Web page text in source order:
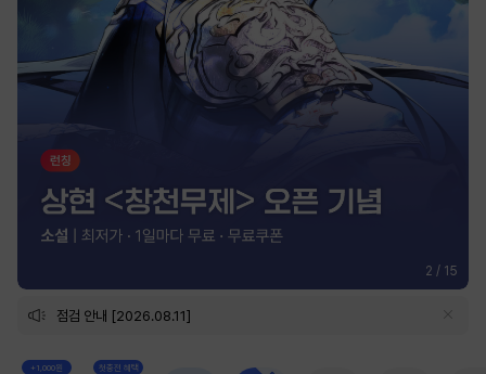
2 / 15
점검 안내 [2026.08.11]
+1,000원 첫충전 혜택